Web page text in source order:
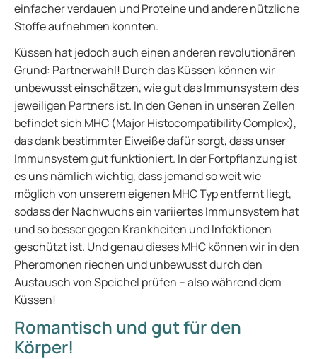
einfacher verdauen und Proteine und andere nützliche
Stoffe aufnehmen konnten.
Küssen hat jedoch auch einen anderen revolutionären
Grund: Partnerwahl! Durch das Küssen können wir
unbewusst einschätzen, wie gut das Immunsystem des
jeweiligen Partners ist. In den Genen in unseren Zellen
befindet sich MHC (Major Histocompatibility Complex),
das dank bestimmter Eiweiße dafür sorgt, dass unser
Immunsystem gut funktioniert. In der Fortpflanzung ist
es uns nämlich wichtig, dass jemand so weit wie
möglich von unserem eigenen MHC Typ entfernt liegt,
sodass der Nachwuchs ein variiertes Immunsystem hat
und so besser gegen Krankheiten und Infektionen
geschützt ist. Und genau dieses MHC können wir in den
Pheromonen riechen und unbewusst durch den
Austausch von Speichel prüfen – also während dem
Küssen!
Romantisch und gut für den
Körper!